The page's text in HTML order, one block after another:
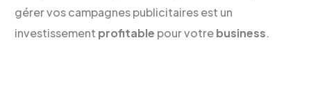
gérer vos campagnes publicitaires est un
investissement profitable pour votrebusiness.